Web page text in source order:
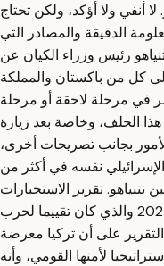
أنفي ولا أؤكد، ولكن تحتاج
الدقيقة والمصادر التي
رئيس وزراء الكيان عن
كل من باكستان والمملكة
في مرحلة لاحقة أو مرحلة
الحلف، وخاصة بعد زيارة
بجانب تصريحات أخرى،
نفسه في أكثر من
نتنياهو. تقرير الاستخبارات
التركي الصادر في الأول من أغسطس 2025 والذي كان تقييما لحرب
التقرير على أن تركيا معرضة
لأمنها القومي، وأنه